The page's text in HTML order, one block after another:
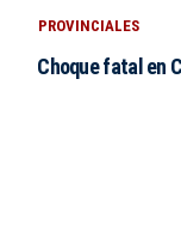
PROVINCIALES
Choque fatal en